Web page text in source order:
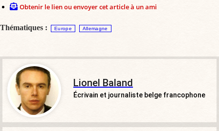
Obtenir le lien ou envoyer cet article à un ami
Thématiques : Europe Allemagne
Lionel Baland
Écrivain et journaliste belge francophone